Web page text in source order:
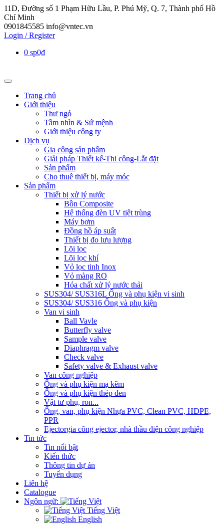
11D, Đường số 1 Phạm Hữu Lầu, P. Phú Mỹ, Q. 7, Thành phố Hồ
Chí Minh
0901845585 info@vntec.vn
Login / Register
0 sp0₫
Trang chủ
Giới thiệu
Thư ngỏ
Tầm nhìn & Sứ mệnh
Giới thiệu công ty
Dịch vụ
Gia công sản phẩm
Giải pháp Thiết kế-Thi công-Lắt đặt
Sản phẩm
Cho thuê thiết bị, máy móc
Sản phẩm
Thiết bị xử lý nước
Bồn Composite
Hệ thống đèn UV tiệt trùng
Máy bơm
Đồng hồ áp suất
Thiết bị đo lưu lượng
Lõi lọc
Lõi lọc khí
Vỏ lọc tinh Inox
Vỏ màng RO
Hóa chất xử lý nước thải
SUS304/ SUS316L Ống và phụ kiện vi sinh
SUS304/ SUS316 Ống và phụ kiện
Van vi sinh
Ball Vavle
Butterfly valve
Sample valve
Diaphragm valve
Check valve
Safety valve & Exhaust valve
Van công nghiệp
Ống và phụ kiện mạ kẽm
Ống và phụ kiện thép đen
Vật tư phụ, ron...
Ống, van, phụ kiện Nhựa PVC, Clean PVC, HDPE,
PPR
Ejectorgia công ejector, nhà thầu điện công nghiệp
Tin tức
Tin nổi bật
Kiến thức
Thông tin dự án
Tuyển dụng
Liên hệ
Catalogue
Ngôn ngữ:
Tiếng Việt
English